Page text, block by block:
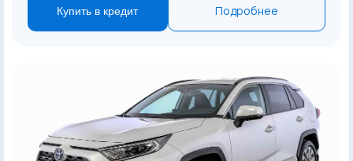
Купить в кредит Подробнее